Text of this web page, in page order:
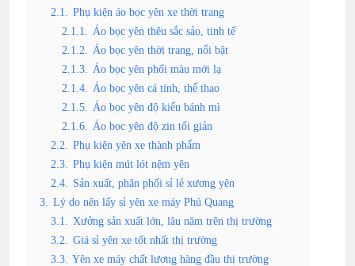
2.1.
Phụ kiện áo bọc yên xe thời trang
2.1.1.
Áo bọc yên thêu sắc sảo, tinh tế
2.1.2.
Áo bọc yên thời trang, nổi bật
2.1.3.
Áo bọc yên phối màu mới lạ
2.1.4.
Áo bọc yên cá tính, thể thao
2.1.5.
Áo bọc yên độ kiểu bánh mì
2.1.6.
Áo bọc yên độ zin tối giản
2.2.
Phụ kiện yên xe thành phẩm
2.3.
Phụ kiện mút lót nệm yên
2.4.
Sản xuất, phân phối sỉ lẻ xương yên
3.
Lý do nên lấy sỉ yên xe máy Phú Quang
3.1.
Xưởng sản xuất lớn, lâu năm trên thị trường
3.2.
Giá sỉ yên xe tốt nhất thị trường
3.3. Yên xe máy chất lượng hàng đầu thị trường